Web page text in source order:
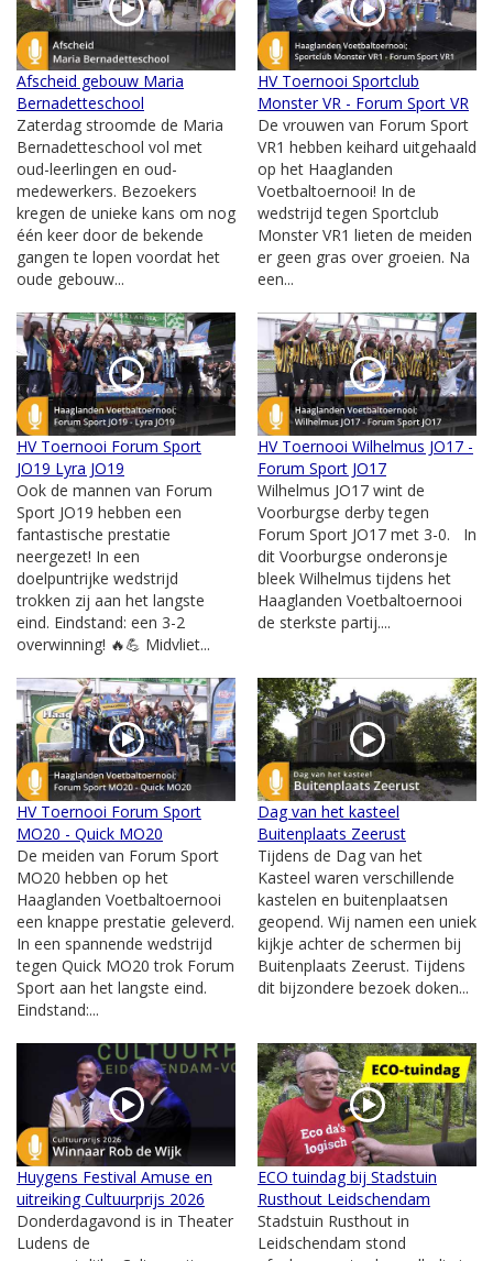
Afscheid gebouw Maria
Bernadetteschool
Zaterdag stroomde de Maria
Bernadetteschool vol met
oud-leerlingen en oud-
medewerkers. Bezoekers
kregen de unieke kans om nog
één keer door de bekende
gangen te lopen voordat het
oude gebouw...
HV Toernooi Sportclub
Monster VR - Forum Sport VR
De vrouwen van Forum Sport
VR1 hebben keihard uitgehaald
op het Haaglanden
Voetbaltoernooi! In de
wedstrijd tegen Sportclub
Monster VR1 lieten de meiden
er geen gras over groeien. Na
een...
HV Toernooi Forum Sport
JO19 Lyra JO19
Ook de mannen van Forum
Sport JO19 hebben een
fantastische prestatie
neergezet! In een
doelpuntrijke wedstrijd
trokken zij aan het langste
eind. Eindstand: een 3-2
overwinning! 🔥💪 Midvliet...
HV Toernooi Wilhelmus JO17 -
Forum Sport JO17
Wilhelmus JO17 wint de
Voorburgse derby tegen
Forum Sport JO17 met 3-0. In
dit Voorburgse onderonsje
bleek Wilhelmus tijdens het
Haaglanden Voetbaltoernooi
de sterkste partij....
HV Toernooi Forum Sport
MO20 - Quick MO20
De meiden van Forum Sport
MO20 hebben op het
Haaglanden Voetbaltoernooi
een knappe prestatie geleverd.
In een spannende wedstrijd
tegen Quick MO20 trok Forum
Sport aan het langste eind.
Eindstand:...
Dag van het kasteel
Buitenplaats Zeerust
Tijdens de Dag van het
Kasteel waren verschillende
kastelen en buitenplaatsen
geopend. Wij namen een uniek
kijkje achter de schermen bij
Buitenplaats Zeerust. Tijdens
dit bijzondere bezoek doken...
Huygens Festival Amuse en
uitreiking Cultuurprijs 2026
Donderdagavond is in Theater
Ludens de
ECO tuindag bij Stadstuin
Rusthout Leidschendam
Stadstuin Rusthout in
Leidschendam stond